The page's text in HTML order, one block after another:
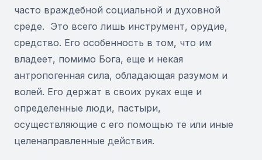
часто враждебной социальной и духовной
среде. Это всего лишь инструмент, орудие,
средство. Его особенность в том, что им
владеет, помимо Бога, еще и некая
антропогенная сила, обладающая разумом и
волей. Его держат в своих руках еще и
определенные люди, пастыри,
осуществляющие с его помощью те или иные
целенаправленные действия.